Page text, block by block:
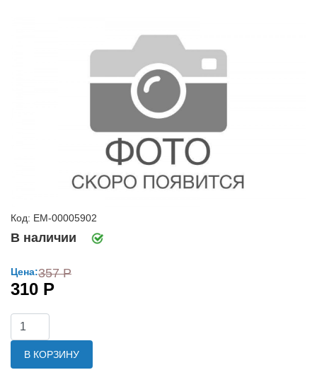
Код: ЕМ-00005902
В наличии
Цена:357 Р
310 Р
В КОРЗИНУ